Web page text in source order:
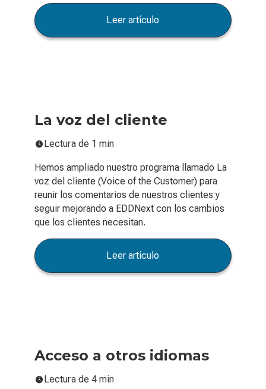
Leer artículo
La voz del cliente
Lectura de 1 min
Hemos ampliado nuestro programa llamado La
voz del cliente (Voice of the Customer) para
reunir los comentarios de nuestros clientes y
seguir mejorando a EDDNext con los cambios
que los clientes necesitan.
Leer artículo
Acceso a otros idiomas
Lectura de 4 min